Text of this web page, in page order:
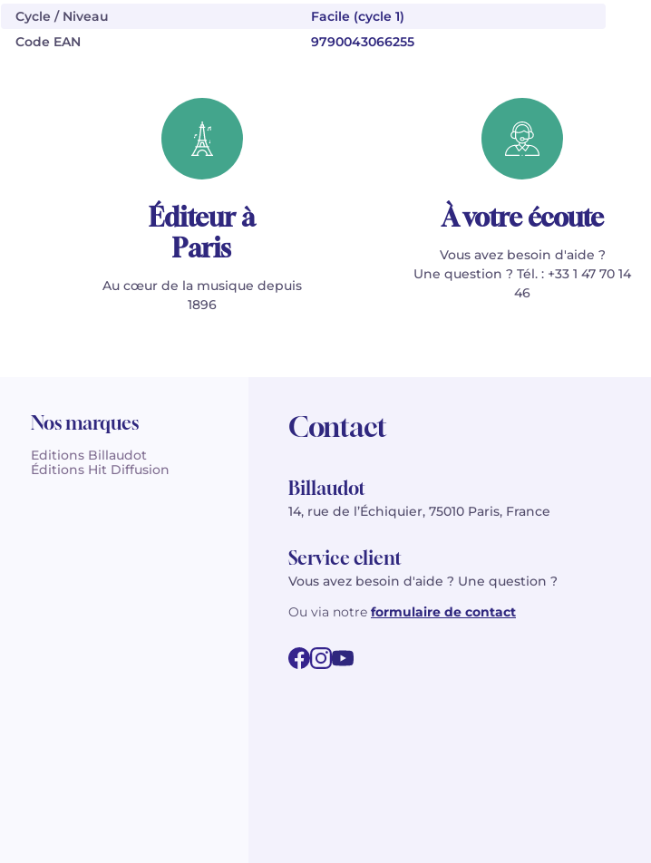
Cycle / Niveau
Facile (cycle 1)
Code EAN
9790043066255
Éditeur à
Paris
Au cœur de la musique depuis
1896
À votre écoute
Vous avez besoin d'aide ?
Une question ? Tél. : +33 1 47 70 14
46
Nos marques
Editions Billaudot
Éditions Hit Diffusion
Contact
Billaudot
14, rue de l’Échiquier, 75010 Paris, France
Service client
Vous avez besoin d'aide ? Une question ?
Ou via notre formulaire de contact